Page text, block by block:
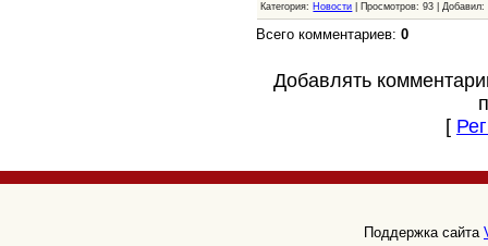
Категория: Новости | Просмотров: 93 | Добавил:
Всего комментариев:0
Добавлять
[
Поддержка сайта